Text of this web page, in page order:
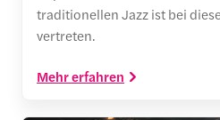
traditionellen Jazz ist bei
vertreten.
Mehr erfahren